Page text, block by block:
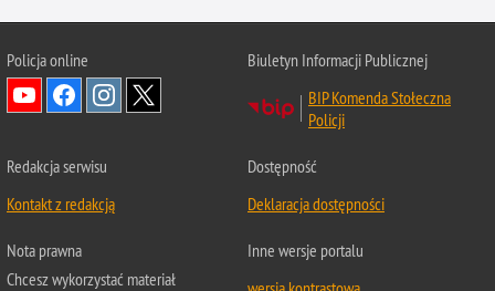
Policja online
Biuletyn Informacji Publicznej
BIP Komenda Stołeczna
Policji
Redakcja serwisu
Kontakt z redakcją
Dostępność
Deklaracja dostępności
Nota prawna
Chcesz wykorzystać materiał
Inne wersje portalu